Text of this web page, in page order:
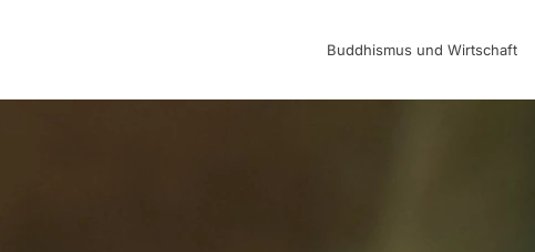
Buddhismus und Wirtschaft